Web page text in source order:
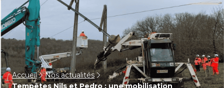
Accueil
Nos actualités
Tempêtes Nils et Pedro : une mobilisation